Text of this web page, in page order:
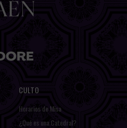
CULTO
Horarios de Misa
¿Qué es una Catedral?